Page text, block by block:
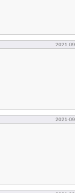
2021-
2021-